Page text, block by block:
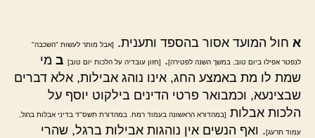
א חול המועד אסור בהספד ותענית. [אבל מותר לעשות "השכבה"
לנפטר אפילו ביום טוב, במשך השנה לפטירה]. [חזון עובדיה על הלכות יום טוב] ב מי
שמת לו מת באמצע החג, אינו נוהג אבילות, אלא דברים
שבצינעא, וכמבואר פרטי הדינים בילקוט יוסף על
הלכות אבלות [במהדורא הראשונה בעמוד רמח. במהדורת תשס"ד בדיני אבלות ברגל,
עמוד תרעג]. ואף הנשים אין נוהגות אבילות ברגל, שהרי